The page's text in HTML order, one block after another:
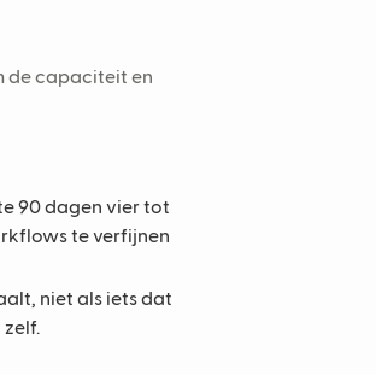
de capaciteit en
90 dagen vier tot
te verfijnen
niet als iets dat
zelf.